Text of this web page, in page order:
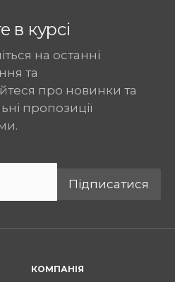
в курсі
на останні
та
про новинки та
пропозиції
Підписатися
КОМПАНІЯ